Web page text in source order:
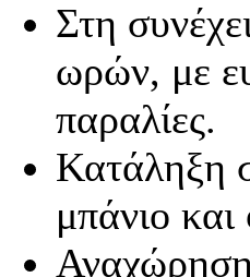
Στη
ωρών, με
παραλίες.
Κατάληξη
μπάνιο
Αναχώρηση